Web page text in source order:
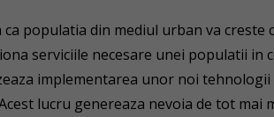
ca populatia din mediul urban va creste
serviciile necesare unei populatii in
implementarea unor noi
lucru genereaza nevoia de tot mai